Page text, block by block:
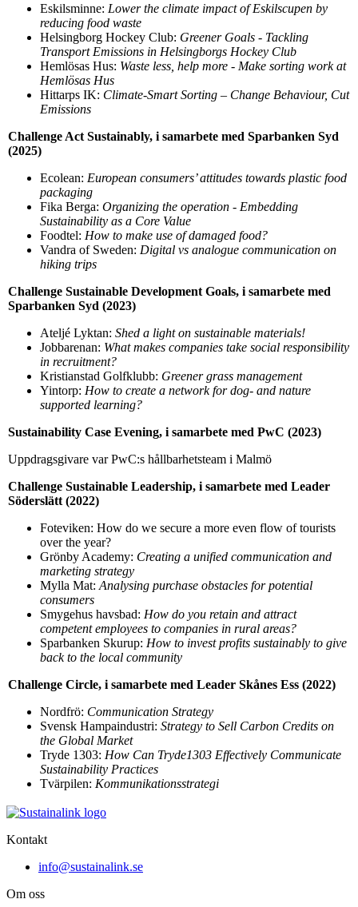
Eskilsminne: Lower the climate impact of Eskilscupen by
reducing food waste
Helsingborg Hockey Club: Greener Goals - Tackling
Transport Emissions in Helsingborgs Hockey Club
Hemlösas Hus: Waste less, help more - Make sorting work at
Hemlösas Hus
Hittarps IK: Climate-Smart Sorting – Change Behaviour, Cut
Emissions
Challenge Act Sustainably, i samarbete med Sparbanken Syd
(2025)
Ecolean: European consumers’ attitudes towards plastic food
packaging
Fika Berga: Organizing the operation - Embedding
Sustainability as a Core Value
Foodtel: How to make use of damaged food?
Vandra of Sweden: Digital vs analogue communication on
hiking trips
Challenge Sustainable Development Goals, i samarbete med
Sparbanken Syd (2023)
Ateljé Lyktan: Shed a light on sustainable materials!
Jobbarenan: What makes companies take social responsibility
in recruitment?
Kristianstad Golfklubb: Greener grass management
Yintorp: How to create a network for dog- and nature
supported learning?
Sustainability Case Evening, i samarbete med PwC (2023)
Uppdragsgivare var PwC:s hållbarhetsteam i Malmö
Challenge Sustainable Leadership, i samarbete med Leader
Söderslätt (2022)
Foteviken: How do we secure a more even flow of tourists
over the year?
Grönby Academy: Creating a unified communication and
marketing strategy
Mylla Mat: Analysing purchase obstacles for potential
consumers
Smygehus havsbad: How do you retain and attract
competent employees to companies in rural areas?
Sparbanken Skurup: How to invest profits sustainably to give
back to the local community
Challenge Circle, i samarbete med Leader Skånes Ess (2022)
Nordfrö: Communication Strategy
Svensk Hampaindustri: Strategy to Sell Carbon Credits on
the Global Market
Tryde 1303: How Can Tryde1303 Effectively Communicate
Sustainability Practices
Tvärpilen: Kommunikationsstrategi
Kontakt
info@sustainalink.se
Om oss